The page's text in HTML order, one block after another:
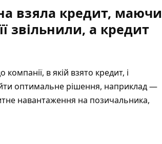
взяла кредит, маючи
звільнили, а кредит
в якій взято кредит, і
оптимальне рішення, наприклад —
навантаження на позичальника,